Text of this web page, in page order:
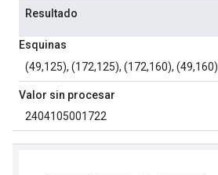
Resultado
Esquinas
(49,125), (172,125), (172,160), (49,160)
Valor sin procesar
2404105001722